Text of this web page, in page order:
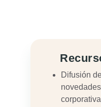
Difusión